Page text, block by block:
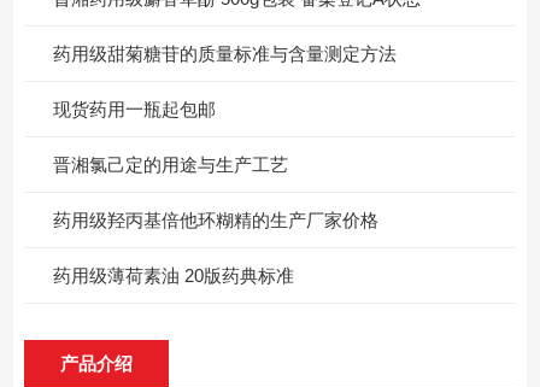
药用级甜菊糖苷的质量标准与含量测定方法
现货药用一瓶起包邮
晋湘氯己定的用途与生产工艺
药用级羟丙基倍他环糊精的生产厂家价格
药用级薄荷素油 20版药典标准
产品介绍